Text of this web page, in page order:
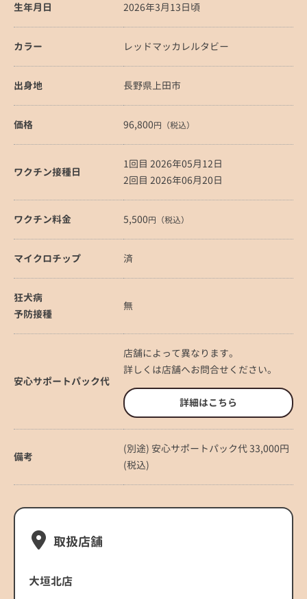
生年月日 2026年3月13日頃
カラー レッドマッカレルタビー
出身地 長野県上田市
価格 96,800円（税込）
ワクチン接種日
1回目 2026年05月12日
2回目 2026年06月20日
ワクチン料金 5,500円（税込）
マイクロチップ 済
狂犬病
予防接種
無
安心サポートパック代
店舗によって異なります。
詳しくは店舗へお問合せください。
詳細はこちら
備考
(別途) 安心サポートパック代 33,000円
(税込)
取扱店舗
大垣北店